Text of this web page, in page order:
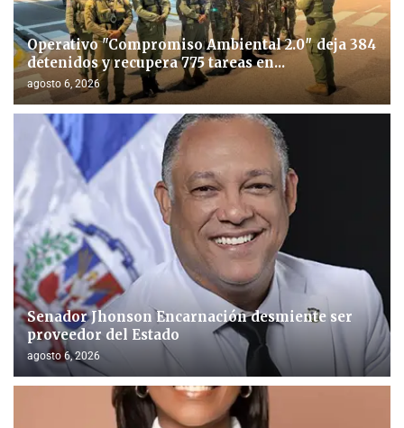
Operativo "Compromiso Ambiental 2.0″ deja 384
detenidos y recupera 775 tareas en...
agosto 6, 2026
Senador Jhonson Encarnación desmiente ser
proveedor del Estado
agosto 6, 2026